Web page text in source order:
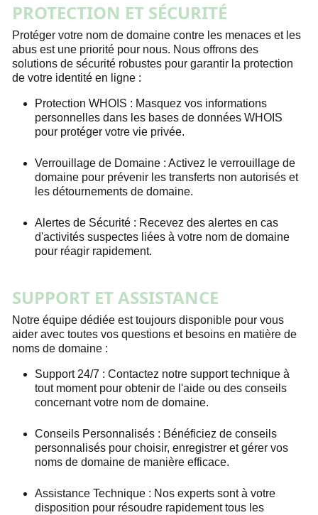
PROTECTION ET SÉCURITÉ
Protéger votre nom de domaine contre les menaces et les
abus est une priorité pour nous. Nous offrons des
solutions de sécurité robustes pour garantir la protection
de votre identité en ligne :
Protection WHOIS : Masquez vos informations
personnelles dans les bases de données WHOIS
pour protéger votre vie privée.
Verrouillage de Domaine : Activez le verrouillage de
domaine pour prévenir les transferts non autorisés et
les détournements de domaine.
Alertes de Sécurité : Recevez des alertes en cas
d'activités suspectes liées à votre nom de domaine
pour réagir rapidement.
SUPPORT ET ASSISTANCE
Notre équipe dédiée est toujours disponible pour vous
aider avec toutes vos questions et besoins en matière de
noms de domaine :
Support 24/7 : Contactez notre support technique à
tout moment pour obtenir de l'aide ou des conseils
concernant votre nom de domaine.
Conseils Personnalisés : Bénéficiez de conseils
personnalisés pour choisir, enregistrer et gérer vos
noms de domaine de manière efficace.
Assistance Technique : Nos experts sont à votre
disposition pour résoudre rapidement tous les